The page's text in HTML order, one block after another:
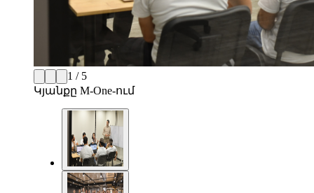
1 / 5
Կյանքը M-One-ում